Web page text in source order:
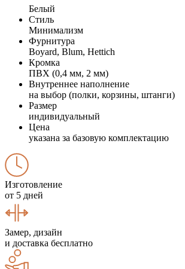
Белый
Стиль
Минимализм
Фурнитура
Boyard, Blum, Hettich
Кромка
ПВХ (0,4 мм, 2 мм)
Внутреннее наполнение
на выбор (полки, корзины, штанги)
Размер
индивидуальный
Цена
указана за базовую комплектацию
Изготовление
от 5 дней
Замер, дизайн
и доставка бесплатно